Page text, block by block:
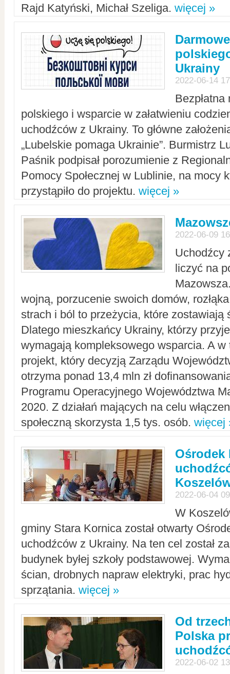
Rajd Katyński, Michał Szeliga. więcej »
Ukrainy
2022-06-14
polskiego i wsparcie w załatwieniu
uchodźców z Ukrainy. To główne
„Lubelskie pomaga Ukrainie”. Burmistrz
Paśnik podpisał porozumienie z
Pomocy Społecznej w Lublinie, na mocy
przystąpiło do projektu. więcej »
2022-06-09
Uchodźcy
liczyć na
wojną, porzucenie swoich domów,
strach i ból to przeżycia, które zostawiają
Dlatego mieszkańcy Ukrainy, którzy
wymagają kompleksowego wsparcia. A w
projekt, który decyzją Zarządu
otrzyma ponad 13,4 mln zł
Programu Operacyjnego Województwa
2020. Z działań mających na celu
społeczną skorzysta 1,5 tys. osób. więcej
Ośrodek
2022-06-04
W
gminy Stara Kornica został otwarty
uchodźców z Ukrainy. Na ten cel został
budynek byłej szkoły podstawowej.
ścian, drobnych napraw elektryki, prac
sprzątania. więcej »
Od
Polska
2022-06-02